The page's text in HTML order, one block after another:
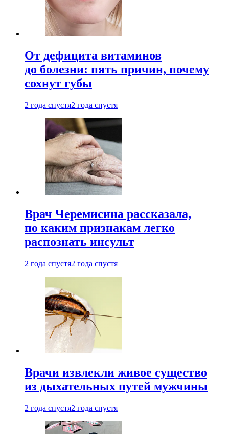
От дефицита витаминов
до болезни: пять причин, почему
сохнут губы
2 года спустя2 года спустя
Врач Черемисина рассказала,
по каким признакам легко
распознать инсульт
2 года спустя2 года спустя
Врачи извлекли живое существо
из дыхательных путей мужчины
2 года спустя2 года спустя